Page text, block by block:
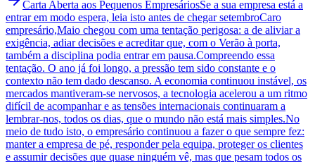
Carta Aberta aos Pequenos EmpresáriosSe a sua empresa está a
entrar em modo espera, leia isto antes de chegar setembroCaro
empresário,Maio chegou com uma tentação perigosa: a de aliviar a
exigência, adiar decisões e acreditar que, com o Verão à porta,
também a disciplina podia entrar em pausa.Compreendo essa
tentação. O ano já foi longo, a pressão tem sido constante e o
contexto não tem dado descanso. A economia continuou instável, os
mercados mantiveram-se nervosos, a tecnologia acelerou a um ritmo
difícil de acompanhar e as tensões internacionais continuaram a
lembrar-nos, todos os dias, que o mundo não está mais simples.No
meio de tudo isto, o empresário continuou a fazer o que sempre fez:
manter a empresa de pé, responder pela equipa, proteger os clientes
e assumir decisões que quase ninguém vê, mas que pesam todos os